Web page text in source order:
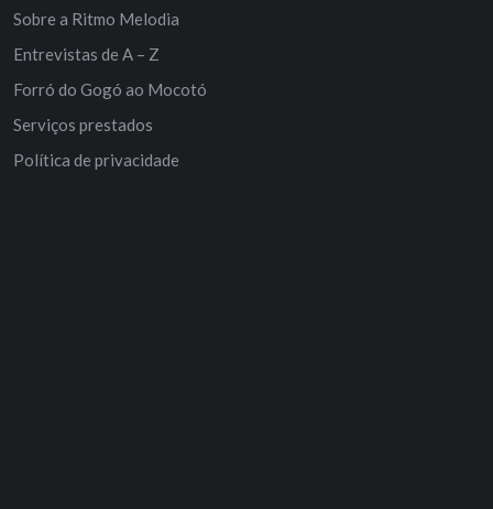
Sobre a Ritmo Melodia
Entrevistas de A – Z
Forró do Gogó ao Mocotó
Serviços prestados
Política de privacidade